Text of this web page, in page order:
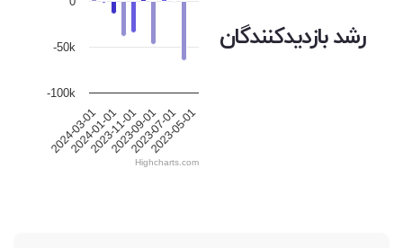
رشد بازدیدکنندگان
2024-03-01
2024-01-01
2023-11-01
2023-09-01
2023-07-01
2023-05-01
-100k
-50k
Highcharts.com